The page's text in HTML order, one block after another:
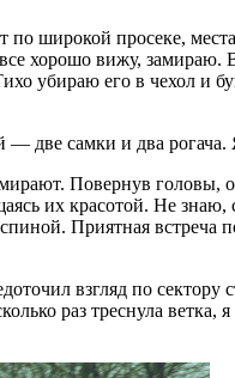
по широкой просеке,
хорошо вижу,
убираю его в чехол и
две самки и два
Повернув
их красотой. Не знаю,
Приятная встреча
взгляд по
раз треснула